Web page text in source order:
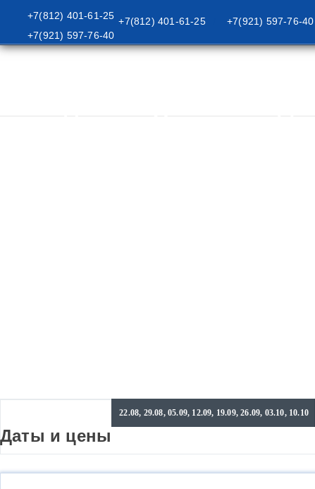
+7(812) 401-61-25
+7(921) 597-76-40
+7(812) 401-61-25 +7(921) 597-76-40
Даты и цены
22.08, 29.08, 05.09, 12.09, 19.09, 26.09, 03.10, 10.10